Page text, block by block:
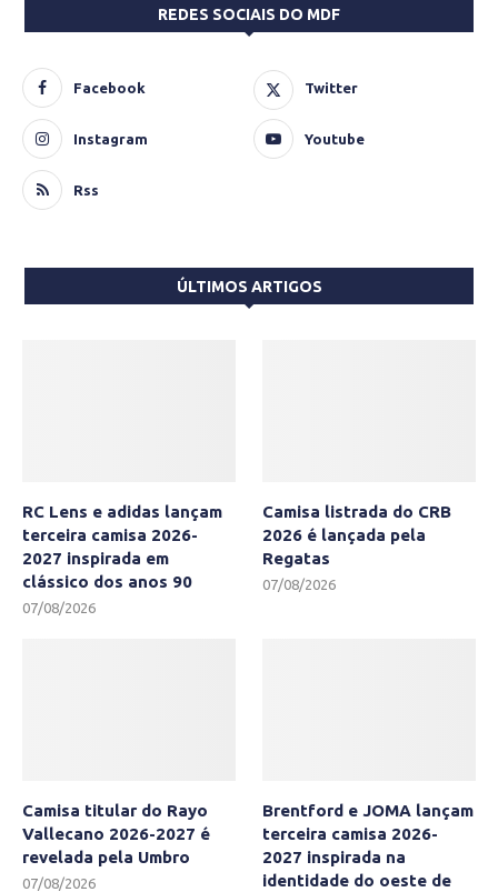
REDES SOCIAIS DO MDF
Facebook Twitter
Instagram Youtube
Rss
ÚLTIMOS ARTIGOS
RC Lens e adidas lançam
terceira camisa 2026-
2027 inspirada em
clássico dos anos 90
07/08/2026
Camisa listrada do CRB
2026 é lançada pela
Regatas
07/08/2026
Camisa titular do Rayo
Vallecano 2026-2027 é
revelada pela Umbro
07/08/2026
Brentford e JOMA lançam
terceira camisa 2026-
2027 inspirada na
identidade do oeste de